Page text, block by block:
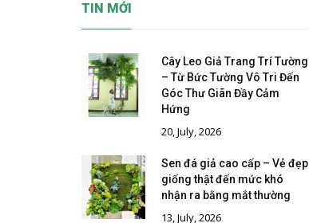
TIN MỚI
Cây Leo Giả Trang Trí Tường
– Từ Bức Tường Vô Tri Đến
Góc Thư Giãn Đầy Cảm
Hứng
20, July, 2026
Sen đá giả cao cấp – Vẻ đẹp
giống thật đến mức khó
nhận ra bằng mắt thường
13, July, 2026